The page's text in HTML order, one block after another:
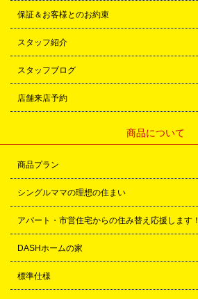
保証＆お客様とのお約束
スタッフ紹介
スタッフブログ
店舗来店予約
商品について
商品プラン
シングルママの理想の住まい
アパート・市営住宅からの住み替え応援します！
DASHホームの家
標準仕様